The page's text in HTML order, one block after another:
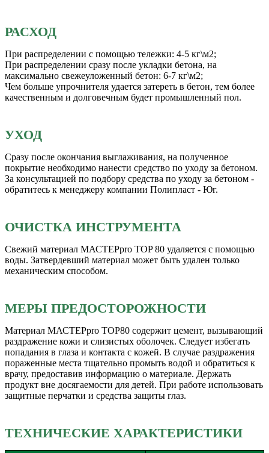
РАСХОД
При распределении с помощью тележки: 4-5 кг\м2;
При распределении сразу после укладки бетона, на
максимально свежеуложенный бетон: 6-7 кг\м2;
Чем больше упрочнителя удается затереть в бетон, тем более
качественным и долговечным будет промышленный пол.
УХОД
Сразу после окончания выглаживания, на полученное
покрытие необходимо нанести средство по уходу за бетоном.
За консультацией по подбору средства по уходу за бетоном -
обратитесь к менеджеру компании Полипласт - Юг.
ОЧИСТКА ИНСТРУМЕНТА
Свежий материал МАСТЕРpro TOP 80 удаляется с помощью
воды. Затвердевший материал может быть удален только
механическим способом.
МЕРЫ ПРЕДОСТОРОЖНОСТИ
Материал МАСТЕРpro TOP80 содержит цемент, вызывающий
раздражение кожи и слизистых оболочек. Следует избегать
попадания в глаза и контакта с кожей. В случае раздражения
пораженные места тщательно промыть водой и обратиться к
врачу, предоставив информацию о материале. Держать
продукт вне досягаемости для детей. При работе использовать
защитные перчатки и средства защиты глаз.
ТЕХНИЧЕСКИЕ ХАРАКТЕРИСТИКИ